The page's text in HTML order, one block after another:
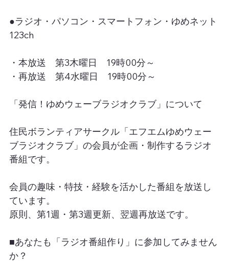
●ラジオ・パソコン・スマートフォン・ゆめネット
123ch
・本放送　第3木曜日　19時00分～
・再放送　第4水曜日　19時00分～
「発信！ゆめウェーブラジオクラブ」について
住民ボランティアサークル「エフエムゆめウェー
ブラジオクラブ」の会員が企画・制作するラジオ
番組です。
会員の趣味・特技・経験を活かした番組を放送し
ています。
原則、第1週・第3週更新、翌週再放送です。
■あなたも「ラジオ番組作り」に参加してみません
か？